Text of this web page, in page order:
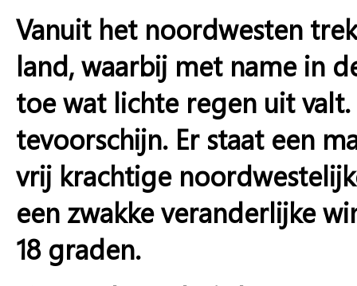
Vanuit het noordwesten
land, waarbij met name in
toe wat lichte regen uit
tevoorschijn. Er staat een
vrij krachtige
een zwakke veranderlijke
18 graden.